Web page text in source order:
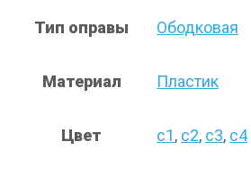
Тип оправы Ободковая
Материал Пластик
Цвет с1, с2, с3, с4